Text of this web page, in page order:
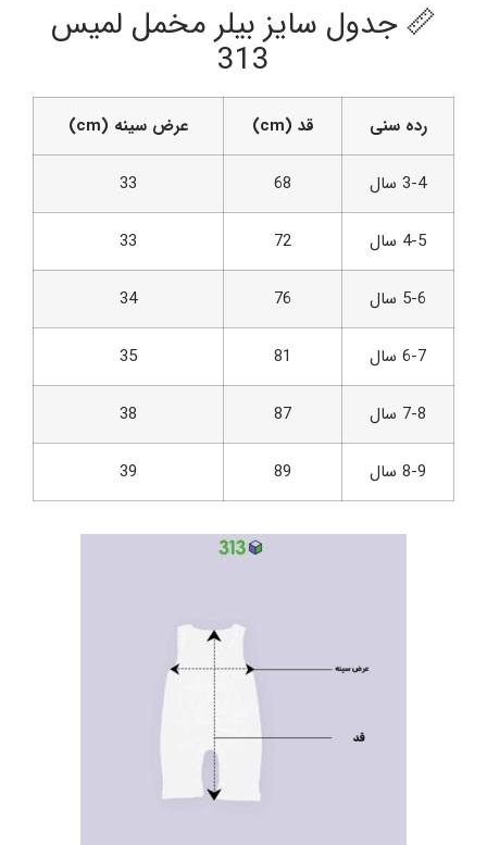
📏 جدول سایز بیلر مخمل لمیس
313
رده سنی قد (cm) عرض سینه (cm)
3-4 سال 68
33
4-5 سال 72
33
5-6 سال 76
34
6-7 سال 81
35
7-8 سال 87
38
8-9 سال 89
39